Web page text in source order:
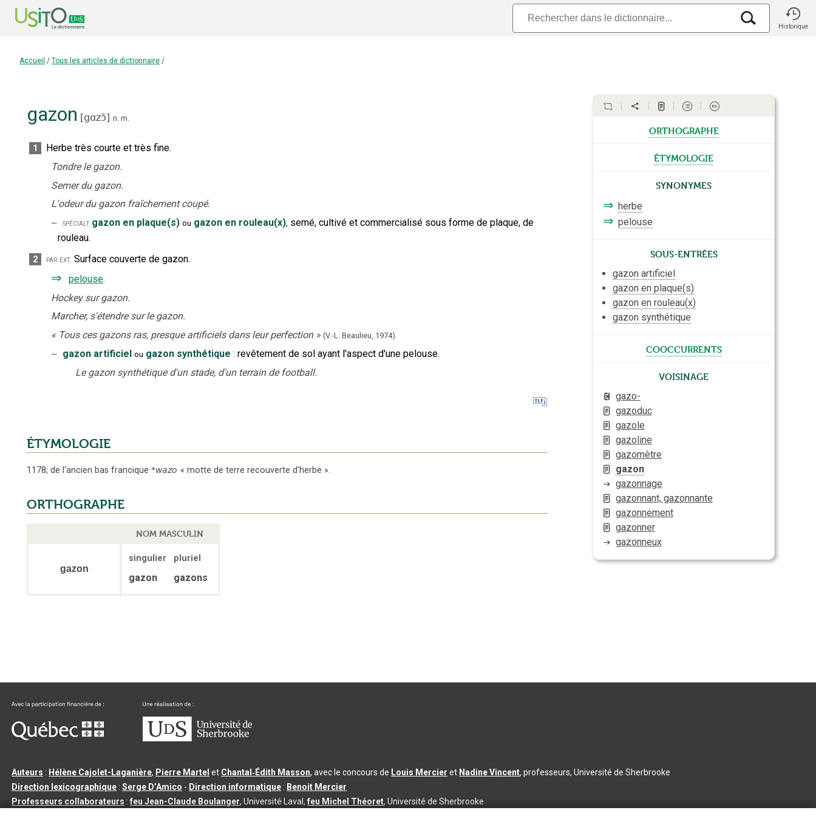
Historique
Accueil / Tous les articles de dictionnaire /
gazon [gɑzɔ̃] n. m.
1
Herbe très courte et très fine.
Tondre le gazon.
Semer du gazon.
L'odeur du gazon fraîchement coupé.
‒ spécialt gazon en plaque(s) ou gazon en rouleau(x), semé, cultivé et commercialisé sous forme de plaque, de
rouleau.
2 par ext. Surface couverte de gazon.
⇒ pelouse.
Hockey sur gazon.
Marcher, s'étendre sur le gazon.
« Tous ces gazons ras, presque artificiels dans leur perfection » (V.-L. Beaulieu, 1974).
‒ gazon artificiel ou gazon synthétique : revêtement de sol ayant l'aspect d'une pelouse.
Le gazon synthétique d'un stade, d'un terrain de football.
ÉTYMOLOGIE
1178; de l'ancien bas francique *wazo « motte de terre recouverte d'herbe ».
ORTHOGRAPHE
NOM MASCULIN
gazon
singulier pluriel
gazon gazons
orthographe
étymologie
Synonymes
⇒ herbe
⇒ pelouse
Sous-entrées
gazon artificiel
gazon en plaque(s)
gazon en rouleau(x)
gazon synthétique
cooccurrents
Voisinage
gazo-
gazoduc
gazole
gazoline
gazomètre
gazon
gazonnage
gazonnant, gazonnante
gazonnement
gazonner
gazonneux
Auteurs : Hélène Cajolet-Laganière, Pierre Martel et Chantal‑Édith Masson, avec le concours de Louis Mercier et Nadine Vincent, professeurs, Université de Sherbrooke
Direction lexicographique :Serge D’Amico - Direction informatique : Benoit Mercier
Professeurs collaborateurs :feu Jean-Claude Boulanger, Université Laval,feu Michel Théoret, Université de Sherbrooke